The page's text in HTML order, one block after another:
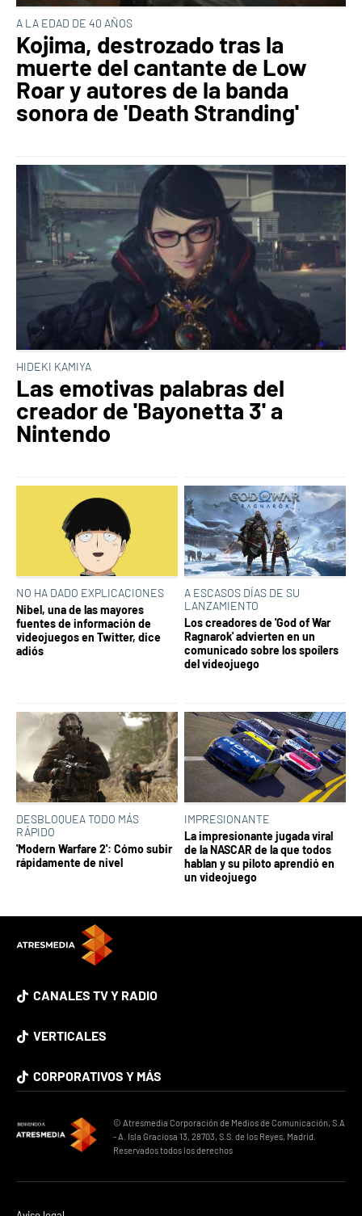
A LA EDAD DE 40 AÑOS
Kojima, destrozado tras la
muerte del cantante de Low
Roar y autores de la banda
sonora de 'Death Stranding'
HIDEKI KAMIYA
Las emotivas palabras del
creador de 'Bayonetta 3' a
Nintendo
NO HA DADO EXPLICACIONES
Nibel, una de las mayores
fuentes de información de
videojuegos en Twitter, dice
adiós
A ESCASOS DÍAS DE SU
LANZAMIENTO
Los creadores de 'God of War
Ragnarok' advierten en un
comunicado sobre los spoílers
del videojuego
DESBLOQUEA TODO MÁS
RÁPIDO
'Modern Warfare 2': Cómo subir
rápidamente de nivel
IMPRESIONANTE
La impresionante jugada viral
de la NASCAR de la que todos
hablan y su piloto aprendió en
un videojuego
CANALES TV Y RADIO
VERTICALES
CORPORATIVOS Y MÁS
© Atresmedia Corporación de Medios de Comunicación, S.A
- A. Isla Graciosa 13, 28703, S.S. de los Reyes, Madrid.
Reservados todos los derechos